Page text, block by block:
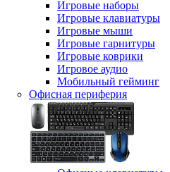
Игровые наборы
Игровые клавиатуры
Игровые мыши
Игровые гарнитуры
Игровые коврики
Игровое аудио
Мобильный гейминг
Офисная периферия